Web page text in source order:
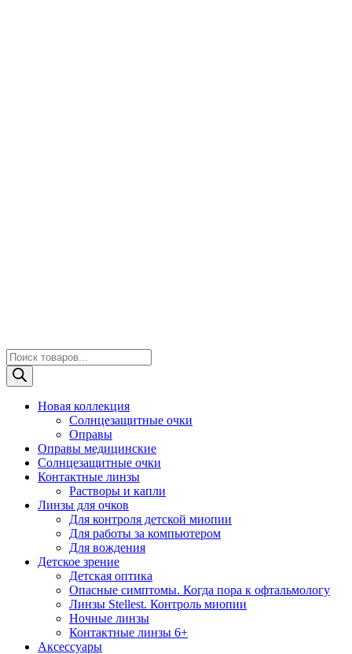
Поиск
товаров
Новая коллекция
Солнцезащитные очки
Оправы
Оправы медицинские
Солнцезащитные очки
Контактные линзы
Растворы и капли
Линзы для очков
Для контроля детской миопии
Для работы за компьютером
Для вождения
Детское зрение
Детская оптика
Опасные симптомы. Когда пора к офтальмологу
Линзы Stellest. Контроль миопии
Ночные линзы
Контактные линзы 6+
Аксессуары